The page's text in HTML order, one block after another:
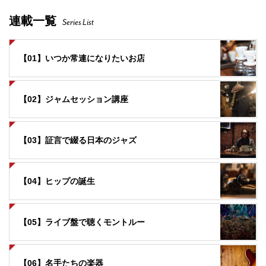
連載一覧 Series List
【01】いつか常連になりたいお店
【02】ジャムセッション講座
【03】証言で綴る日本のジャズ
【04】ヒップの誕生
【05】ライブ盤で聴くモントルー
【06】名手たちの楽器